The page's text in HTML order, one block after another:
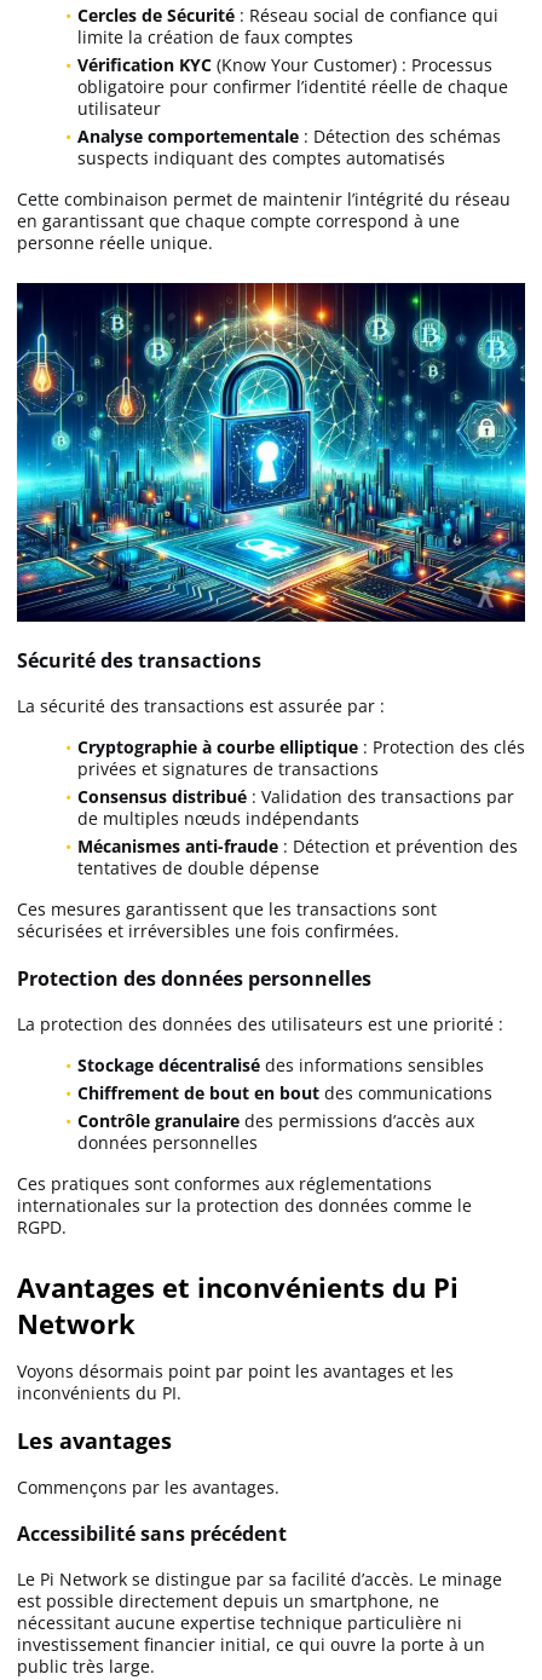
Cercles de Sécurité : Réseau social de confiance qui
limite la création de faux comptes
Vérification KYC (Know Your Customer) : Processus
obligatoire pour confirmer l’identité réelle de chaque
utilisateur
Analyse comportementale : Détection des schémas
suspects indiquant des comptes automatisés
Cette combinaison permet de maintenir l’intégrité du réseau
en garantissant que chaque compte correspond à une
personne réelle unique.
Sécurité des transactions
La sécurité des transactions est assurée par :
Cryptographie à courbe elliptique : Protection des clés
privées et signatures de transactions
Consensus distribué : Validation des transactions par
de multiples nœuds indépendants
Mécanismes anti-fraude : Détection et prévention des
tentatives de double dépense
Ces mesures garantissent que les transactions sont
sécurisées et irréversibles une fois confirmées.
Protection des données personnelles
La protection des données des utilisateurs est une priorité :
Stockage décentralisé des informations sensibles
Chiffrement de bout en bout des communications
Contrôle granulaire des permissions d’accès aux
données personnelles
Ces pratiques sont conformes aux réglementations
internationales sur la protection des données comme le
RGPD.
Avantages et inconvénients du Pi
Network
Voyons désormais point par point les avantages et les
inconvénients du PI.
Les avantages
Commençons par les avantages.
Accessibilité sans précédent
Le Pi Network se distingue par sa facilité d’accès. Le minage
est possible directement depuis un smartphone, ne
nécessitant aucune expertise technique particulière ni
investissement financier initial, ce qui ouvre la porte à un
public très large.